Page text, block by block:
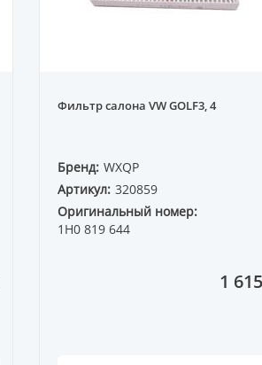
Фильтр салона VW GOLF3, 4
Бренд: WXQP
Артикул: 320859
Оригинальный номер:
1H0 819 644
1